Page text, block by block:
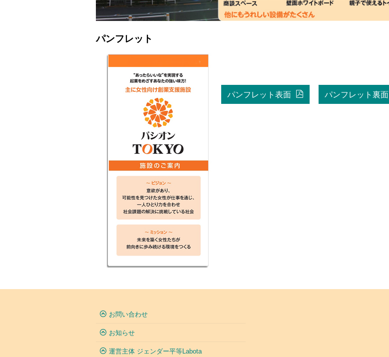
パンフレット
パンフレット表面 パンフレット裏面
お問い合わせ
お知らせ
運営主体 ジェンダー平等Labota